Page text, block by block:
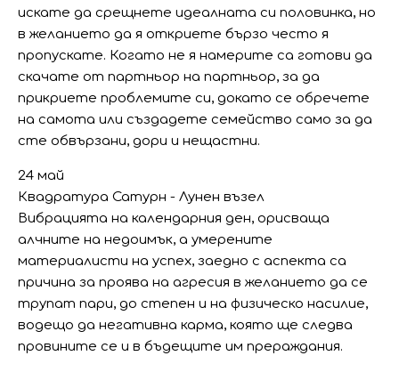
искате да срещнете идеалната си половинка, но
в желанието да я откриете бързо често я
пропускате. Когато не я намерите са готови да
скачате от партньор на партньор, за да
прикриете проблемите си, докато се обречете
на самота или създадете семейство само за да
сте обвързани, дори и нещастни.
24 май
Квадратура Сатурн - Лунен възел
Вибрацията на календарния ден, орисваща
алчните на недоимък, а умерените
материалисти на успех, заедно с аспекта са
причина за проява на агресия в желанието да се
трупат пари, до степен и на физическо насилие,
водещо да негативна карма, която ще следва
провините се и в бъдещите им прераждания.